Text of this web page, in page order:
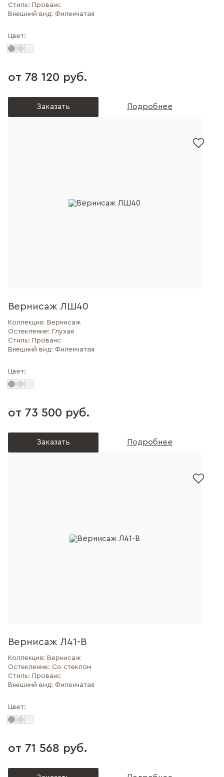
Стиль: Прованс
Внешний вид: Филенчатая
Цвет:
от 78 120 руб.
Заказать Подробнее
Вернисаж ЛШ40
Коллекция: Вернисаж
Остекление: Глухая
Стиль: Прованс
Внешний вид: Филенчатая
Цвет:
от 73 500 руб.
Заказать Подробнее
Вернисаж Л41-В
Коллекция: Вернисаж
Остекление: Со стеклом
Стиль: Прованс
Внешний вид: Филенчатая
Цвет:
от 71 568 руб.